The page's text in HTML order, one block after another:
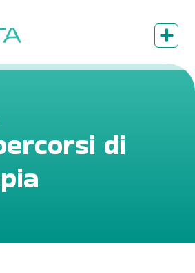
di